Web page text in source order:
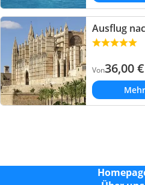
Ausflug
Von36,00€